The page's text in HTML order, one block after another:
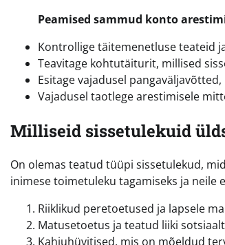
Peamised sammud konto
Kontrollige täitemenetluse teateid
Teavitage kohtutäiturit, millised
Esitage vajadusel
Vajadusel taotlege arestimisele
Milliseid sissetulekuid
On olemas teatud tüüpi sissetulekud,
inimese toimetuleku tagamiseks ja neile
Riiklikud peretoetused ja lapsele
Matusetoetus ja teatud liiki
Kahjuhüvitised, mis on mõeldud